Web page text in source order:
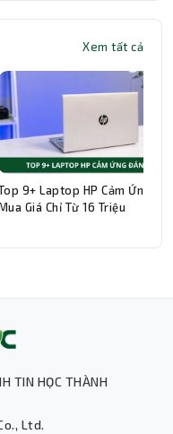
Xem tất cả
9+ Laptop HP Cảm Ứng
Giá Chỉ Từ 16 Triệu
TIN HỌC THÀNH
Ltd.